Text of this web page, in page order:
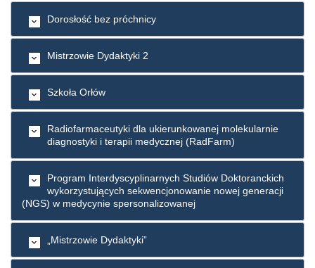
Dorosłość bez próchnicy
Mistrzowie Dydaktyki 2
Szkoła Orłów
Radiofarmaceutyki dla ukierunkowanej molekularnie
diagnostyki i terapii medycznej (RadFarm)
Program Interdyscyplinarnych Studiów Doktoranckich
wykorzystujących sekwencjonowanie nowej generacji
(NGS) w medycynie spersonalizowanej
„Mistrzowie Dydaktyki”